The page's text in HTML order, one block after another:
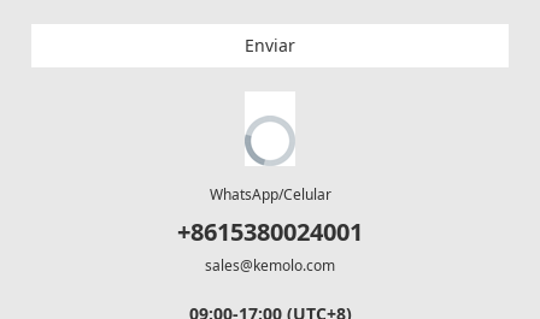
Enviar
WhatsApp/Celular
+8615380024001
sales@kemolo.com
09:00-17:00 (UTC+8)